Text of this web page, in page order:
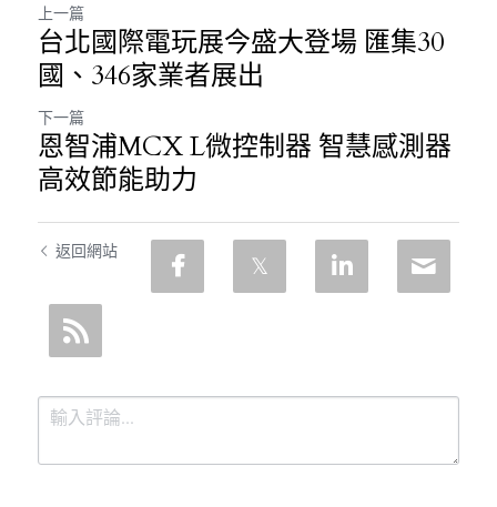
上一篇
台北國際電玩展今盛大登場 匯集30
國、346家業者展出
下一篇
恩智浦MCX L微控制器 智慧感測器
高效節能助力
返回網站